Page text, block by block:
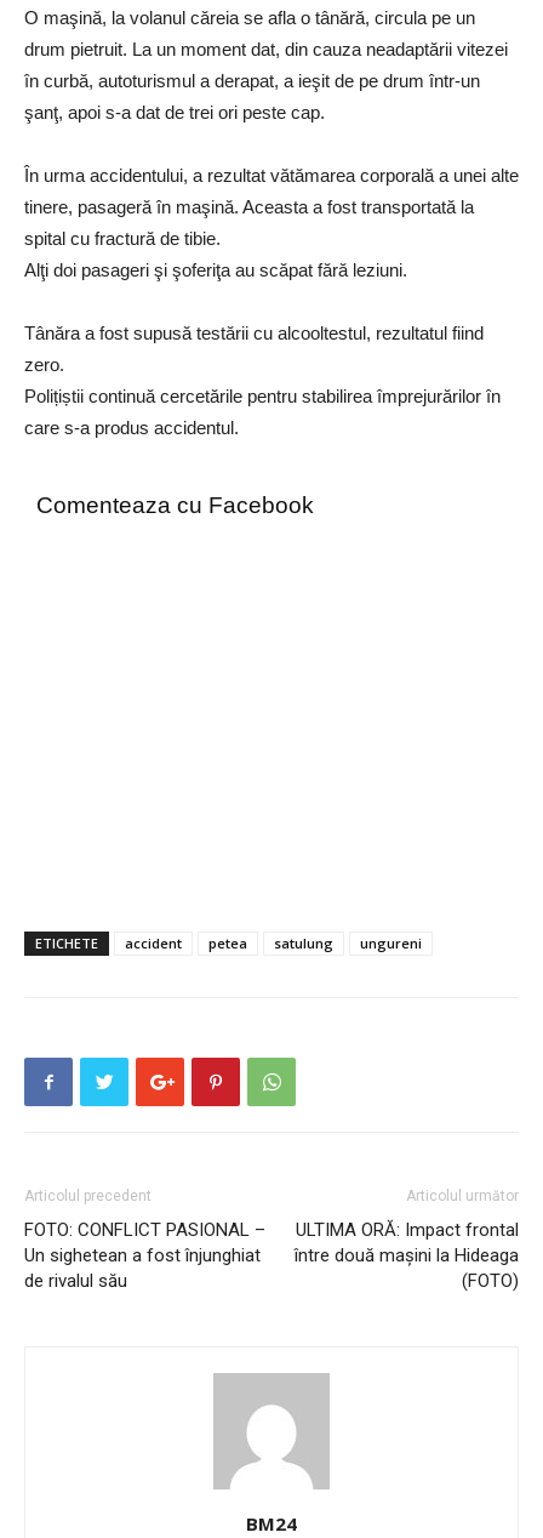
O maşină, la volanul căreia se afla o tânără, circula pe un
drum pietruit. La un moment dat, din cauza neadaptării vitezei
în curbă, autoturismul a derapat, a ieşit de pe drum într-un
şanţ, apoi s-a dat de trei ori peste cap.
În urma accidentului, a rezultat vătămarea corporală a unei alte
tinere, pasageră în maşină. Aceasta a fost transportată la
spital cu fractură de tibie.
Alţi doi pasageri şi şoferiţa au scăpat fără leziuni.
Tânăra a fost supusă testării cu alcooltestul, rezultatul fiind
zero.
Polițiștii continuă cercetările pentru stabilirea împrejurărilor în
care s-a produs accidentul.
Comenteaza cu Facebook
ETICHETE accident petea satulung ungureni
Articolul precedent
FOTO: CONFLICT PASIONAL –
Un sighetean a fost înjunghiat
de rivalul său
Articolul următor
ULTIMA ORĂ: Impact frontal
între două maşini la Hideaga
(FOTO)
BM24